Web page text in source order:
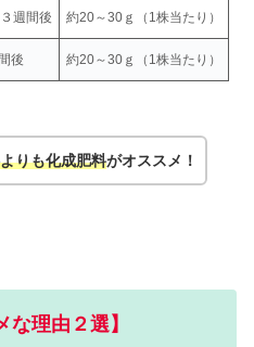
週間後 約20～30ｇ（1株当たり）
後 約20～30ｇ（1株当たり）
りも化成肥料がオススメ！
な理由２選】